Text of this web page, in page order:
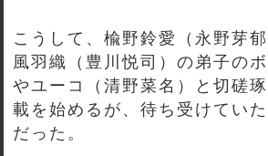
こうして、楡野鈴愛（永野芽
風羽織（豊川悦司）の弟子の
やユーコ（清野菜名）と切磋
載を始めるが、待ち受けてい
だった。